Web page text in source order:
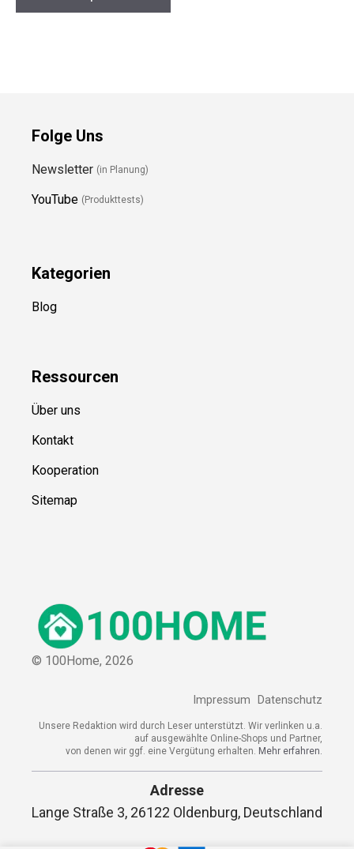
Folge Uns
Newsletter (in Planung)
YouTube (Produkttests)
Kategorien
Blog
Ressourcen
Über uns
Kontakt
Kooperation
Sitemap
© 100Home, 2026
Impressum Datenschutz
Unsere Redaktion wird durch Leser unterstützt. Wir verlinken u.a.
auf ausgewählte Online-Shops und Partner,
von denen wir ggf. eine Vergütung erhalten. Mehr erfahren.
Adresse
Lange Straße 3, 26122 Oldenburg, Deutschland